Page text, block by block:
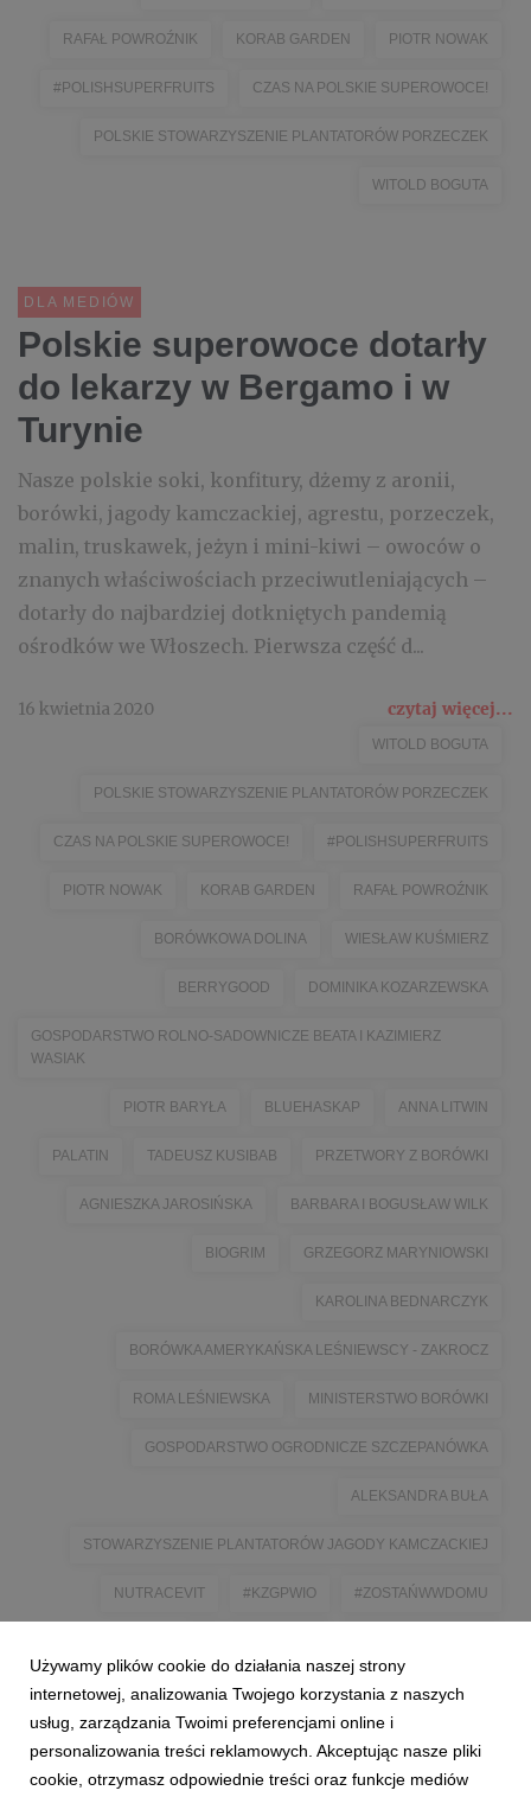
RAFAŁ POWROŹNIK KORAB GARDEN PIOTR NOWAK
#POLISHSUPERFRUITS CZAS NA POLSKIE SUPEROWOCE!
POLSKIE STOWARZYSZENIE PLANTATORÓW PORZECZEK
WITOLD BOGUTA
DLA MEDIÓW
Polskie superowoce dotarły
do lekarzy w Bergamo i w
Turynie
Nasze polskie soki, konfitury, dżemy z aronii,
borówki, jagody kamczackiej, agrestu, porzeczek,
malin, truskawek, jeżyn i mini-kiwi – owoców o
znanych właściwościach przeciwutleniających –
dotarły do najbardziej dotkniętych pandemią
ośrodków we Włoszech. Pierwsza część d...
16 kwietnia 2020 czytaj więcej...
WITOLD BOGUTA
POLSKIE STOWARZYSZENIE PLANTATORÓW PORZECZEK
CZAS NA POLSKIE SUPEROWOCE! #POLISHSUPERFRUITS
PIOTR NOWAK KORAB GARDEN RAFAŁ POWROŹNIK
BORÓWKOWA DOLINA WIESŁAW KUŚMIERZ
BERRYGOOD DOMINIKA KOZARZEWSKA
GOSPODARSTWO ROLNO-SADOWNICZE BEATA I KAZIMIERZ
WASIAK
PIOTR BARYŁA BLUEHASKAP ANNA LITWIN
PALATIN TADEUSZ KUSIBAB PRZETWORY Z BORÓWKI
AGNIESZKA JAROSIŃSKA BARBARA I BOGUSŁAW WILK
BIOGRIM GRZEGORZ MARYNIOWSKI
KAROLINA BEDNARCZYK
BORÓWKA AMERYKAŃSKA LEŚNIEWSCY - ZAKROCZ
ROMA LEŚNIEWSKA MINISTERSTWO BORÓWKI
GOSPODARSTWO OGRODNICZE SZCZEPANÓWKA
ALEKSANDRA BUŁA
STOWARZYSZENIE PLANTATORÓW JAGODY KAMCZACKIEJ
NUTRACEVIT #KZGPWIO #ZOSTAŃWWDOMU
#POLANDTASTEGOOD
Używamy plików cookie do działania naszej strony
internetowej, analizowania Twojego korzystania z naszych
usług, zarządzania Twoimi preferencjami online i
personalizowania treści reklamowych. Akceptując nasze pliki
cookie, otrzymasz odpowiednie treści oraz funkcje mediów